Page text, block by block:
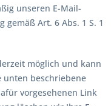
unseren E-Mail-
Art. 6 Abs. 1 S. 1
möglich und kann
beschriebene
vorgesehenen Link